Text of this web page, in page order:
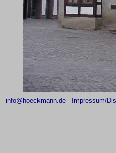
info@hoeckmann.de Impressum/